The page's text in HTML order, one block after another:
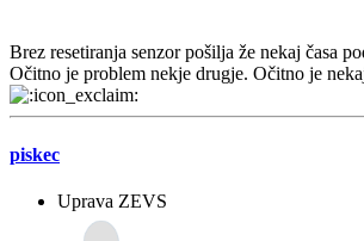
Brez resetiranja senzor pošilja že nekaj časa
Očitno je problem nekje drugje. Očitno je
piskec
Uprava ZEVS